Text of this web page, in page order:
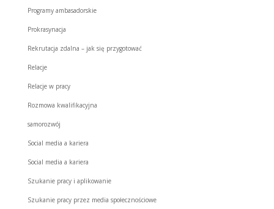
Programy ambasadorskie
Prokrasynacja
Rekrutacja zdalna – jak się przygotować
Relacje
Relacje w pracy
Rozmowa kwalifikacyjna
samorozwój
Social media a kariera
Social media a kariera
Szukanie pracy i aplikowanie
Szukanie pracy przez media społecznościowe